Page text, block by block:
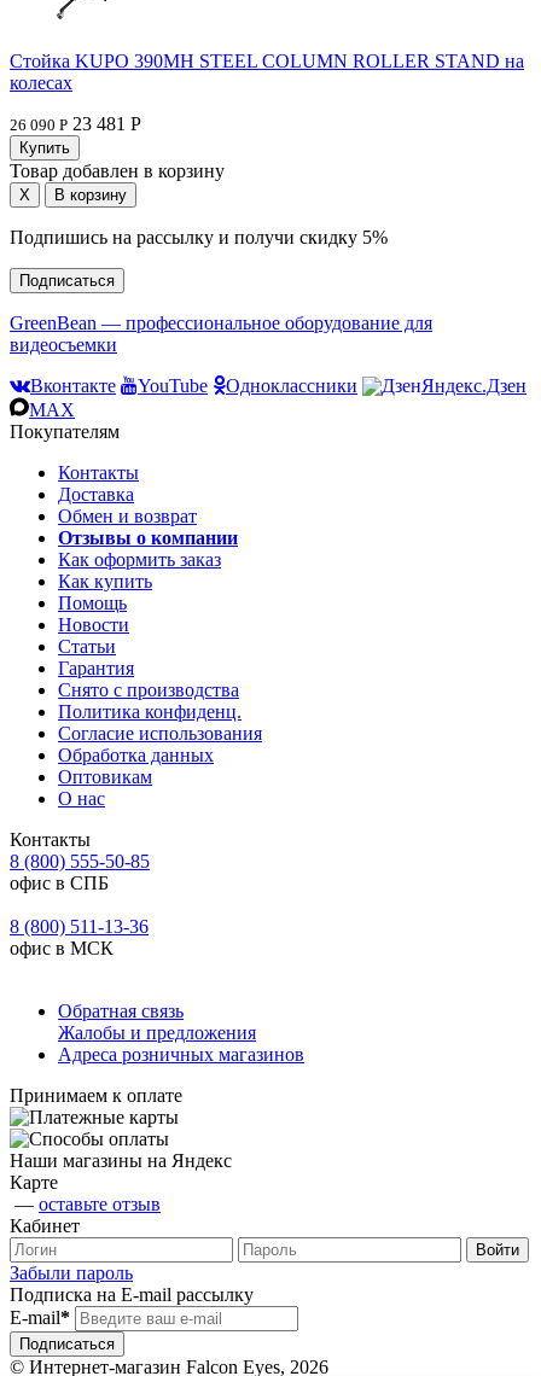
Стойка KUPO 390MH STEEL COLUMN ROLLER STAND на
колесах
26 090 Р 23 481 Р
Товар добавлен в корзину
Подпишись на рассылку и получи скидку 5%
Подписаться
GreenBean — профессиональное оборудование для
видеосъемки
Вконтакте
YouTube Одноклассники
Яндекс.Дзен
MAX
Покупателям
Контакты
Доставка
Обмен и возврат
Отзывы о компании
Как оформить заказ
Как купить
Помощь
Новости
Статьи
Гарантия
Снято с производства
Политика конфиденц.
Согласие использования
Обработка данных
Оптовикам
О нас
Контакты
8 (800) 555-50-85
офис в СПБ
8 (800) 511-13-36
офис в МСК
Обратная связь
Жалобы и предложения
Адреса розничных магазинов
Принимаем к оплате
Наши магазины на Яндекс
Карте
— оставьте отзыв
Кабинет
Забыли пароль
Подписка на E-mail рассылку
E-mail*
© Интернет-магазин Falcon Eyes, 2026